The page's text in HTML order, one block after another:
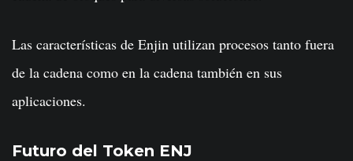
Las características de Enjin utilizan procesos tanto fuera
de la cadena como en la cadena también en sus
aplicaciones.
Futuro del Token ENJ